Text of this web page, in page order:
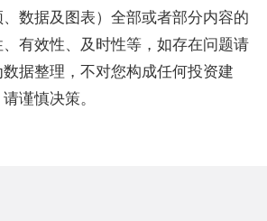
数据及图表）全部或者部分内容的
有效性、及时性等，如存在问题请
据整理，不对您构成任何投资建
谨慎决策。